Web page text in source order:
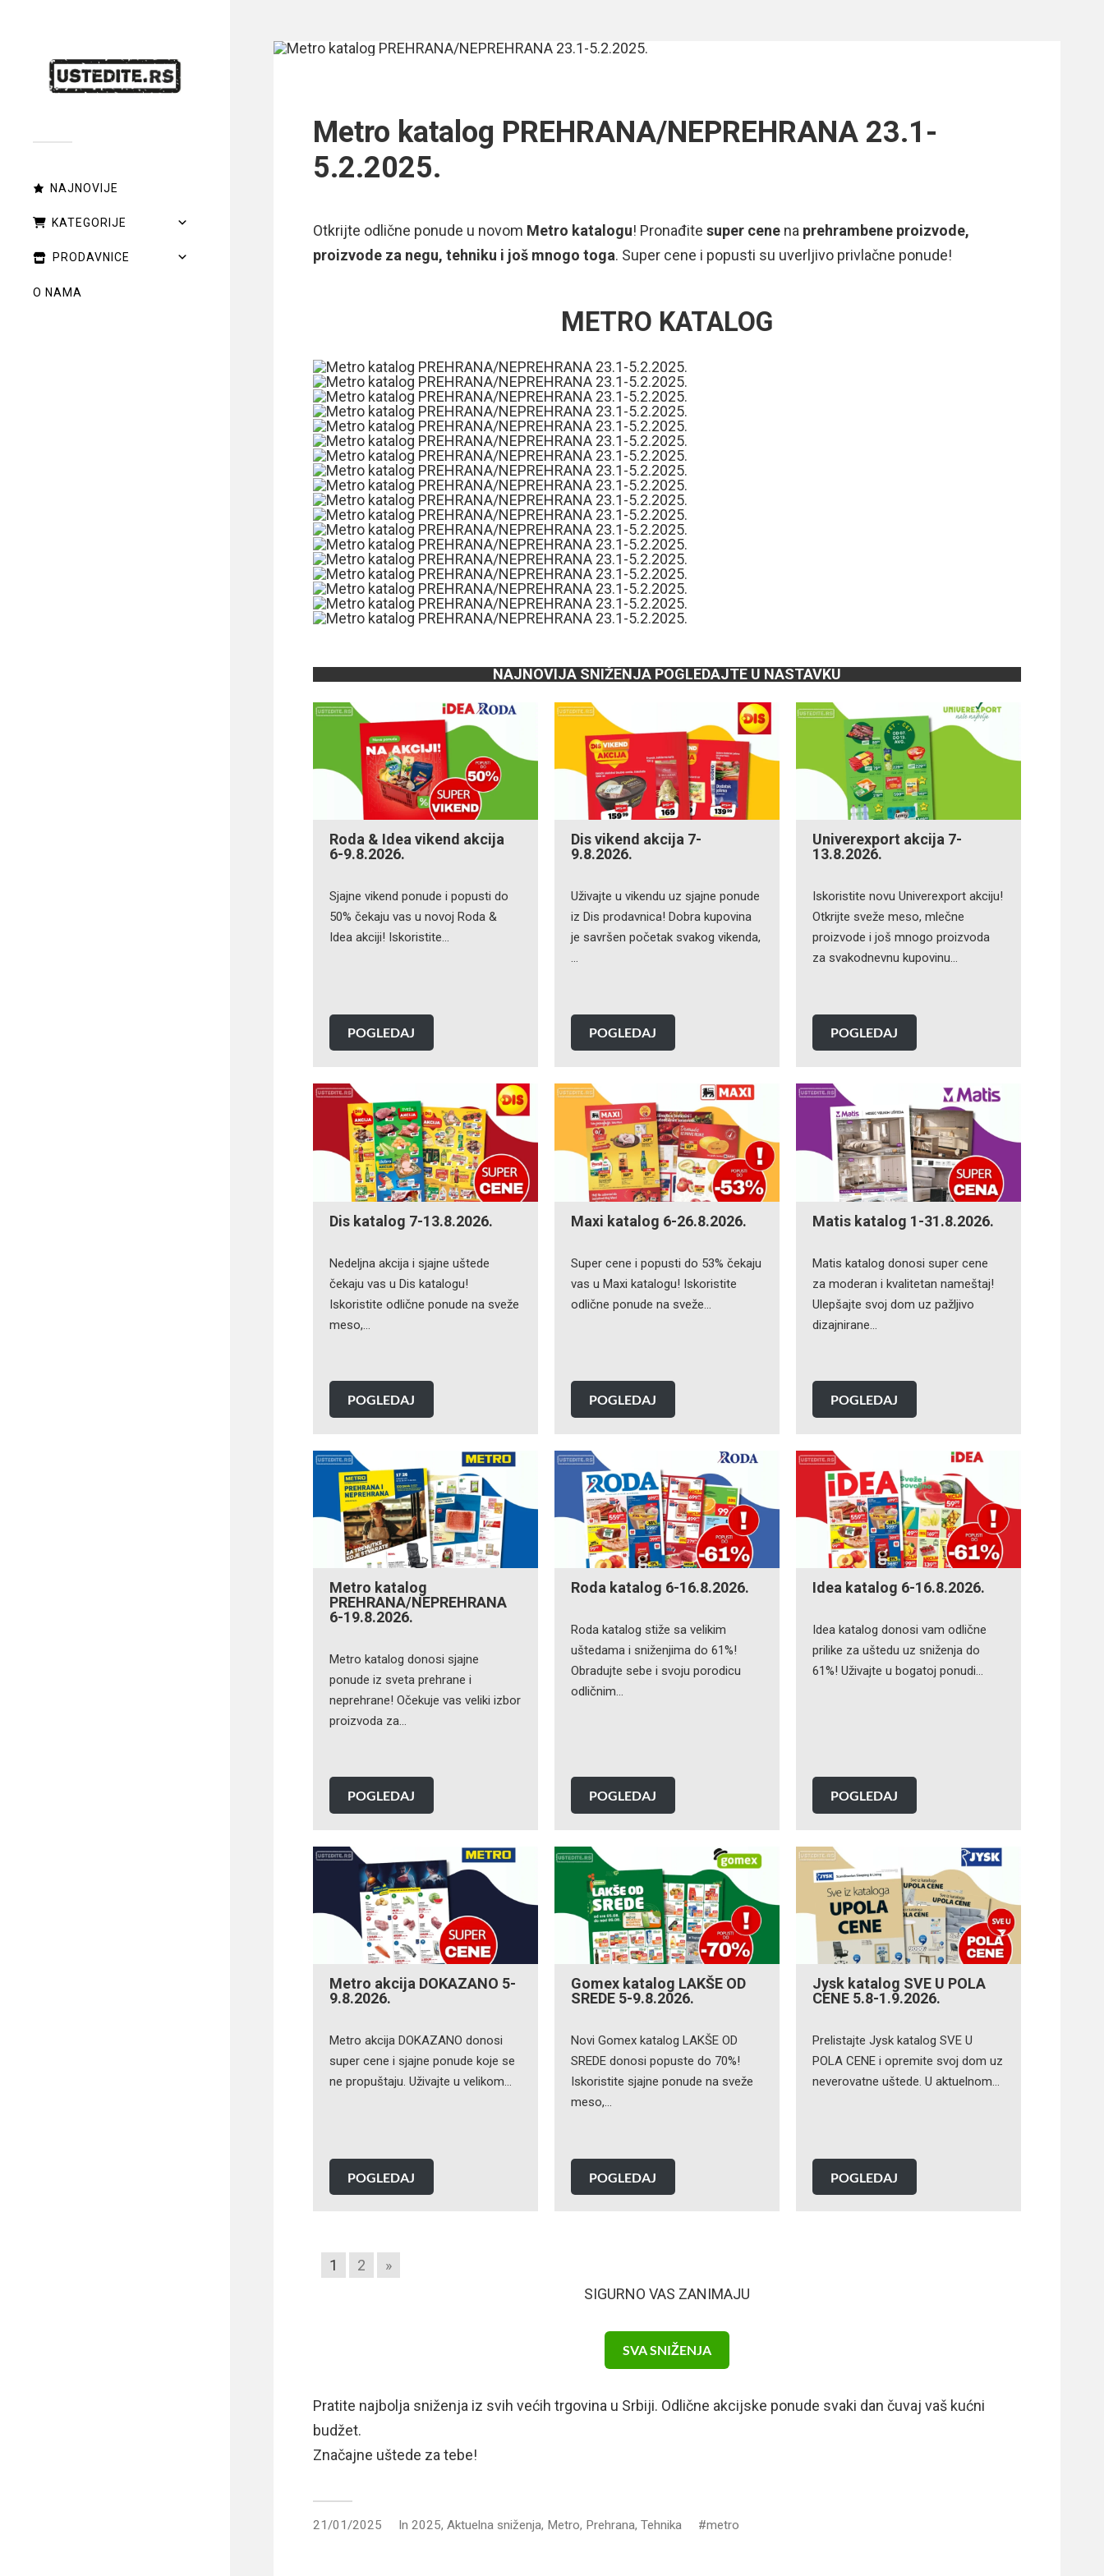
NAJNOVIJE
KATEGORIJE
PRODAVNICE
O NAMA
Metro katalog PREHRANA/NEPREHRANA 23.1-
5.2.2025.
Otkrijte odlične ponude u novom Metro katalogu! Pronađitesuper cene na prehrambene proizvode,
proizvode za negu, tehniku i još mnogo toga. Super cene i popusti su uverljivo privlačne ponude!
METRO KATALOG
NAJNOVIJA SNIŽENJA POGLEDAJTE U NASTAVKU
Roda & Idea vikend akcija
6-9.8.2026.
Sjajne vikend ponude i popusti do
50% čekaju vas u novoj Roda &
Idea akciji! Iskoristite…
POGLEDAJ
Dis vikend akcija 7-
9.8.2026.
Uživajte u vikendu uz sjajne ponude
iz Dis prodavnica! Dobra kupovina
je savršen početak svakog vikenda,
…
POGLEDAJ
Univerexport akcija 7-
13.8.2026.
Iskoristite novu Univerexport akciju!
Otkrijte sveže meso, mlečne
proizvode i još mnogo proizvoda
za svakodnevnu kupovinu…
POGLEDAJ
Dis katalog 7-13.8.2026.
Nedeljna akcija i sjajne uštede
čekaju vas u Dis katalogu!
Iskoristite odlične ponude na sveže
meso,…
POGLEDAJ
Maxi katalog 6-26.8.2026.
Super cene i popusti do 53% čekaju
vas u Maxi katalogu! Iskoristite
odlične ponude na sveže…
POGLEDAJ
Matis katalog 1-31.8.2026.
Matis katalog donosi super cene
za moderan i kvalitetan nameštaj!
Ulepšajte svoj dom uz pažljivo
dizajnirane…
POGLEDAJ
Metro katalog
PREHRANA/NEPREHRANA
6-19.8.2026.
Metro katalog donosi sjajne
ponude iz sveta prehrane i
neprehrane! Očekuje vas veliki izbor
proizvoda za…
POGLEDAJ
Roda katalog 6-16.8.2026.
Roda katalog stiže sa velikim
uštedama i sniženjima do 61%!
Obradujte sebe i svoju porodicu
odličnim…
POGLEDAJ
Idea katalog 6-16.8.2026.
Idea katalog donosi vam odlične
prilike za uštedu uz sniženja do
61%! Uživajte u bogatoj ponudi…
POGLEDAJ
Metro akcija DOKAZANO 5-
9.8.2026.
Metro akcija DOKAZANO donosi
super cene i sjajne ponude koje se
ne propuštaju. Uživajte u velikom…
POGLEDAJ
Gomex katalog LAKŠE OD
SREDE 5-9.8.2026.
Novi Gomex katalog LAKŠE OD
SREDE donosi popuste do 70%!
Iskoristite sjajne ponude na sveže
meso,…
POGLEDAJ
Jysk katalog SVE U POLA
CENE 5.8-1.9.2026.
Prelistajte Jysk katalog SVE U
POLA CENE i opremite svoj dom uz
neverovatne uštede. U aktuelnom…
POGLEDAJ
1 2
»
SIGURNO VAS ZANIMAJU
SVA SNIŽENJA
Pratite najbolja sniženja iz svih većih trgovina u Srbiji. Odlične akcijske ponude svaki dan čuvaj vaš kućni
budžet.
Značajne uštede za tebe!
21/01/2025 In2025,Aktuelna sniženja, Metro, Prehrana,Tehnika metro